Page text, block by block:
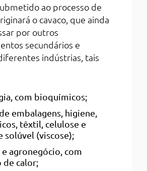
ao processo de
o cavaco, que ainda
por outros
secundários e
indústrias, tais
com bioquímicos;
embalagens, higiene,
têxtil, celulose e
solúvel (viscose);
agronegócio, com
de calor;